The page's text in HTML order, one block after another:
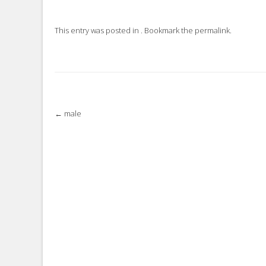
This entry was posted in . Bookmark the permalink.
Post
← male